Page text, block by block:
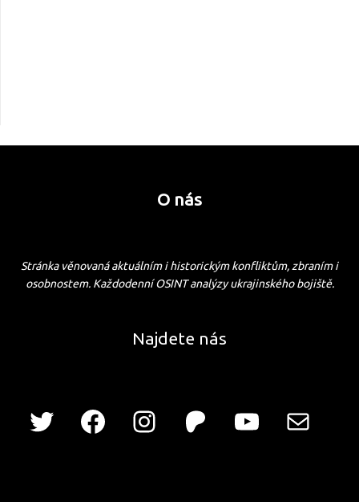
O nás
Stránka věnovaná aktuálním i historickým konfliktům, zbraním i
osobnostem. Každodenní OSINT analýzy ukrajinského bojiště.
Najdete nás